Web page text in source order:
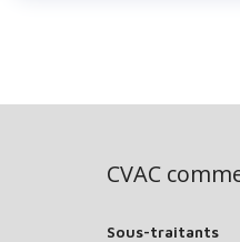
CVAC
Sous-traitants